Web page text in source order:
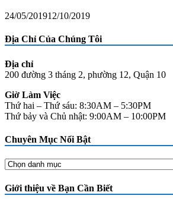
24/05/201912/10/2019
Địa Chỉ Của Chúng Tôi
Địa chỉ
200 đường 3 tháng 2, phường 12, Quận 10
Giờ Làm Việc
Thứ hai – Thứ sáu: 8:30AM – 5:30PM
Thứ bảy và Chủ nhật: 9:00AM – 10:00PM
Chuyên Mục Nổi Bật
Chuyên
Nổi
Bật
Giới thiệu về Bạn Cần Biết